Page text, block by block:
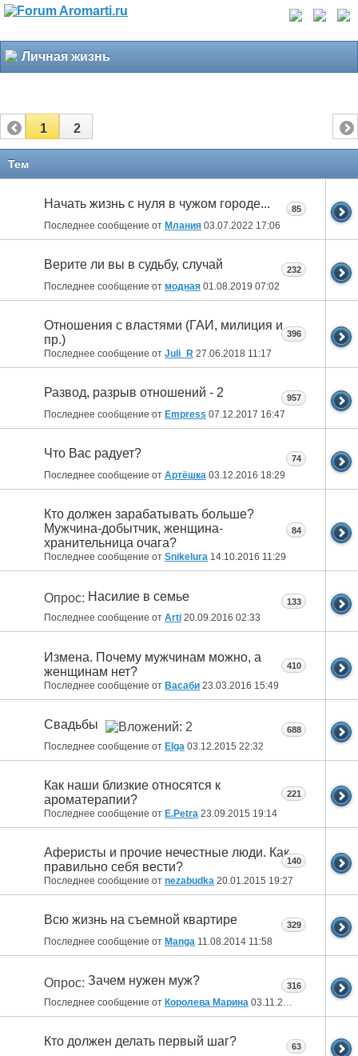
Личная жизнь
1 2
Тем
Начать жизнь с нуля в чужом городе...
Последнее сообщение от Млания 03.07.2022 17:06
85
Верите ли вы в судьбу, случай
Последнее сообщение от модная 01.08.2019 07:02
232
Отношения с властями (ГАИ, милиция и
пр.)
Последнее сообщение от Juli_R 27.06.2018 11:17
396
Развод, разрыв отношений - 2
Последнее сообщение от Empress 07.12.2017 16:47
957
Что Вас радует?
Последнее сообщение от Артёшка 03.12.2016 18:29
74
Кто должен зарабатывать больше?
Мужчина-добытчик, женщина-
хранительница очага?
Последнее сообщение от Snikelura 14.10.2016 11:29
84
Опрос: Насилие в семье
Последнее сообщение от Arti 20.09.2016 02:33
133
Измена. Почему мужчинам можно, а
женщинам нет?
Последнее сообщение от Васаби 23.03.2016 15:49
410
Свадьбы
Последнее сообщение от Elga 03.12.2015 22:32
688
Как наши близкие относятся к
ароматерапии?
Последнее сообщение от E.Petra 23.09.2015 19:14
221
Аферисты и прочие нечестные люди. Как
правильно себя вести?
Последнее сообщение от nezabudka 20.01.2015 19:27
140
Всю жизнь на съемной квартире
Последнее сообщение от Manga 11.08.2014 11:58
329
Опрос: Зачем нужен муж?
Последнее сообщение от Королева Марина 03.11.2013
316
Кто должен делать первый шаг? 63